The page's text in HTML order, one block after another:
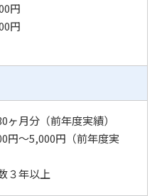
円
円
月分（前年度実績）
〜5,000円（前年度実
３年以上